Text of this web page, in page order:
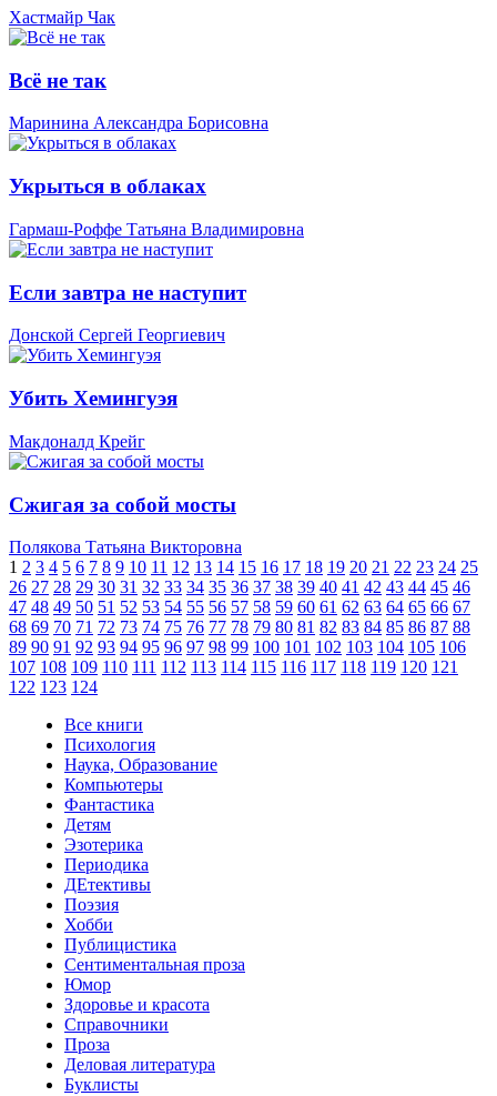
Хастмайр Чак
Всё не так
Маринина Александра Борисовна
Укрыться в облаках
Гармаш-Роффе Татьяна Владимировна
Если завтра не наступит
Донской Сергей Георгиевич
Убить Хемингуэя
Макдоналд Крейг
Сжигая за собой мосты
Полякова Татьяна Викторовна
1 2 3 4 5 6 7 8 9 10 11 12 13 14 15 16 17 18 19 20 21 22 23 24 25
26 27 28 29 30 31 32 33 34 35 36 37 38 39 40 41 42 43 44 45 46
47 48 49 50 51 52 53 54 55 56 57 58 59 60 61 62 63 64 65 66 67
68 69 70 71 72 73 74 75 76 77 78 79 80 81 82 83 84 85 86 87 88
89 90 91 92 93 94 95 96 97 98 99 100 101 102 103 104 105 106
107 108 109 110 111 112 113 114 115 116 117 118 119 120 121
122 123 124
Все книги
Психология
Наука, Образование
Компьютеры
Фантастика
Детям
Эзотерика
Периодика
ДЕтективы
Поэзия
Хобби
Публицистика
Сентиментальная проза
Юмор
Здоровье и красота
Справочники
Проза
Деловая литература
Буклисты